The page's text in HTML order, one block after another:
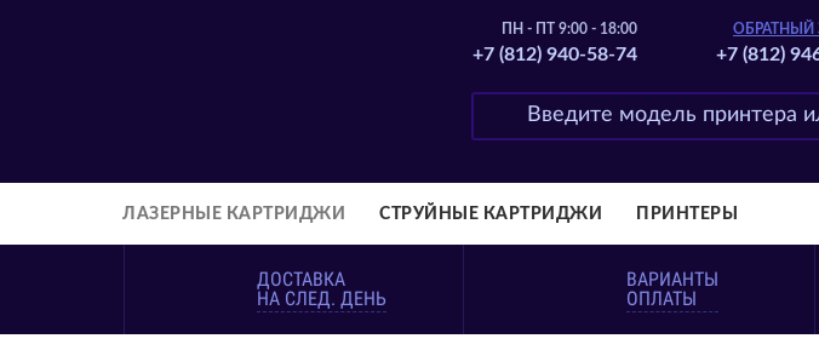
ПН - ПТ 9:00 - 18:00
+7 (812) 940-58-74
ОБРАТНЫЙ
+7 (812)
ЛАЗЕРНЫЕ КАРТРИДЖИ СТРУЙНЫЕ КАРТРИДЖИ ПРИНТЕРЫ
ДОСТАВКА
НА СЛЕД. ДЕНЬ
ВАРИАНТЫ
ОПЛАТЫ